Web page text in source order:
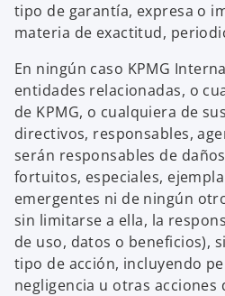
tipo de garantía, expresa o
materia de exactitud,
En ningún caso KPMG
entidades relacionadas, o
de KPMG, o cualquiera de
directivos, responsables,
serán responsables de
fortuitos, especiales,
emergentes ni de ningún
sin limitarse a ella, la
de uso, datos o beneficios),
tipo de acción, incluyendo
negligencia u otras acciones